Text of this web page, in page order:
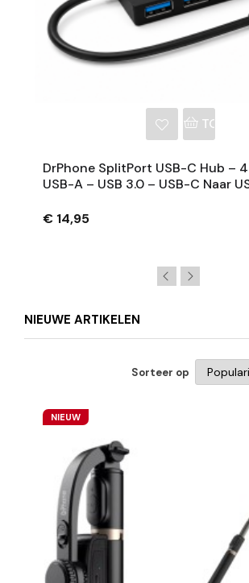
DrPhone SplitPort USB-C Hub –
USB-A – USB 3.0 – USB-C Naar
€ 14,95
NIEUWE ARTIKELEN
Sorteer op
NIEUW